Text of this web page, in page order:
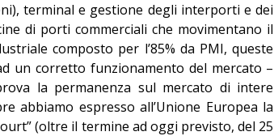
terminal e gestione degli interporti e dei
di porti commerciali che movimentano il
composto per l’85% da PMI, queste
un corretto funzionamento del mercato –
la permanenza sul mercato di intere
abbiamo espresso all’Unione Europea la
(oltre il termine ad oggi previsto, del 25